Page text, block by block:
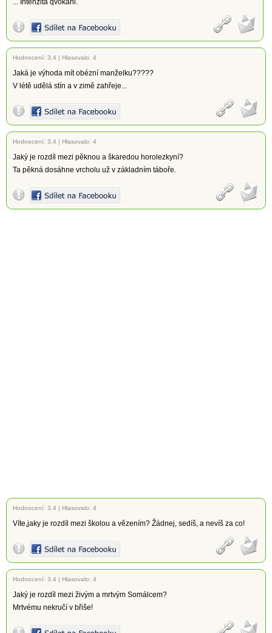
... Intenzita qvokani.
Hodnocení: 3.4 | Hlasovalo: 4
Jaká je výhoda mít obézní manželku?????
V létě udělá stín a v zimě zahřeje...
Hodnocení: 3.4 | Hlasovalo: 4
Jaký je rozdíl mezi pěknou a škaredou horolezkyní?
Ta pěkná dosáhne vrcholu už v základním táboře.
Hodnocení: 3.4 | Hlasovalo: 4
Víte,jaky je rozdíl mezi školou a vězením? Žádnej, sedíš, a nevíš za co!
Hodnocení: 3.4 | Hlasovalo: 4
Jaký je rozdíl mezi živým a mrtvým Somálcem?
Mrtvému nekručí v břiše!